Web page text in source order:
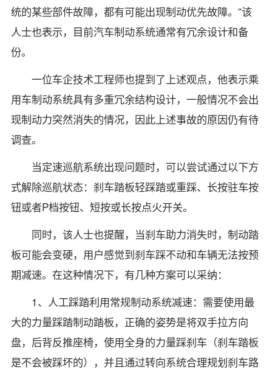
统的某些部件故障，都有可能出现制动优先故障。”该
人士也表示，目前汽车制动系统通常有冗余设计和备
份。
一位车企技术工程师也提到了上述观点，他表示乘
用车制动系统具有多重冗余结构设计，一般情况不会出
现制动力突然消失的情况，因此上述事故的原因仍有待
调查。
当定速巡航系统出现问题时，可以尝试通过以下方
式解除巡航状态：刹车踏板轻踩踏或重踩、长按驻车按
钮或者P档按钮、短按或长按点火开关。
同时，该人士也提醒，当刹车助力消失时，制动踏
板可能会变硬，用户感觉到刹车踩不动和车辆无法按预
期减速。在这种情况下，有几种方案可以采纳：
1、人工踩踏利用常规制动系统减速：需要使用最
大的力量踩踏制动踏板，正确的姿势是将双手拉方向
盘，后背反推座椅，使用全身的力量踩刹车（刹车踏板
是不会被踩坏的），并且通过转向系统合理规划刹车路